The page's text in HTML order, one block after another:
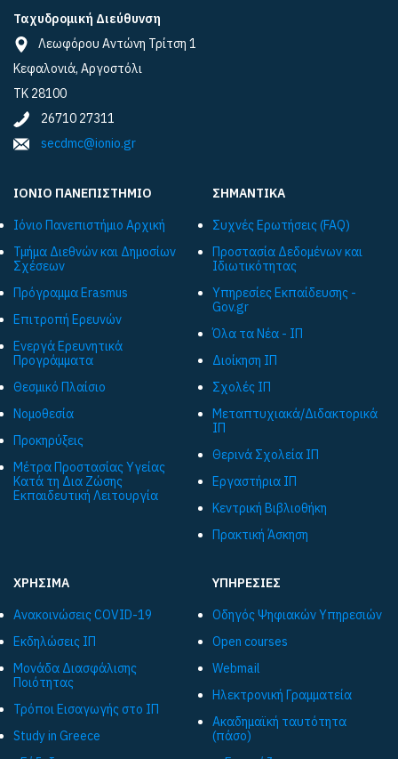
Ταχυδρομική Διεύθυνση
Λεωφόρου Αντώνη Τρίτση 1
Κεφαλονιά, Αργοστόλι
ΤΚ 28100
26710 27311
secdmc@ionio.gr
ΙΟΝΙΟ ΠΑΝΕΠΙΣΤΗΜΙΟ
Ιόνιο Πανεπιστήμιο Αρχική
Τμήμα Διεθνών και Δημοσίων
Σχέσεων
Πρόγραμμα Εrasmus
Επιτροπή Ερευνών
Ενεργά Ερευνητικά
Προγράμματα
Θεσμικό Πλαίσιο
Νομοθεσία
Προκηρύξεις
Μέτρα Προστασίας Υγείας
Κατά τη Δια Ζώσης
Εκπαιδευτική Λειτουργία
ΣΗΜΑΝΤΙΚΑ
Συχνές Ερωτήσεις (FAQ)
Προστασία Δεδομένων και
Ιδιωτικότητας
Υπηρεσίες Εκπαίδευσης -
Gov.gr
Όλα τα Νέα - ΙΠ
Διοίκηση ΙΠ
Σχολές ΙΠ
Μεταπτυχιακά/Διδακτορικά
ΙΠ
Θερινά Σχολεία ΙΠ
Εργαστήρια ΙΠ
Κεντρική Βιβλιοθήκη
Πρακτική Άσκηση
ΧΡΗΣΙΜΑ
Ανακοινώσεις COVID-19
Εκδηλώσεις ΙΠ
Μονάδα Διασφάλισης
Ποιότητας
Τρόποι Εισαγωγής στο ΙΠ
Study in Greece
ΥΠΗΡΕΣΙΕΣ
Οδηγός Ψηφιακών Υπηρεσιών
Open courses
Webmail
Ηλεκτρονική Γραμματεία
Ακαδημαϊκή ταυτότητα
(πάσο)